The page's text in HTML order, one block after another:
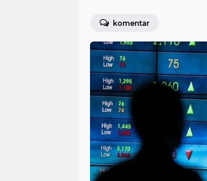
komentar